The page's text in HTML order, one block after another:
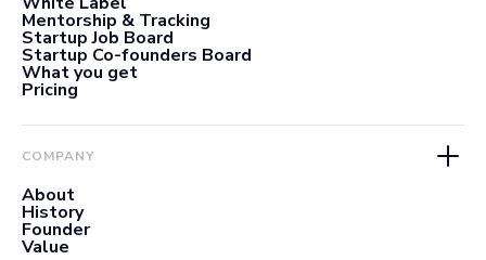
Mentorship & Tracking
Startup Job Board
Startup Co-founders Board
What you get
Pricing
COMPANY
About
History
Founder
Value